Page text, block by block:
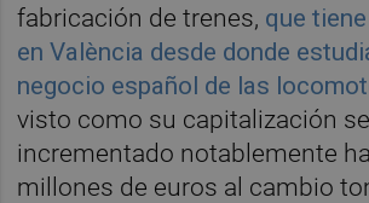
fabricación de trenes, que
en València desde donde
negocio español de las
visto como su capitalización
incrementado notablemente
millones de euros al cambio